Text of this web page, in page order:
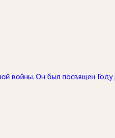
войны. Он был посвящен Году